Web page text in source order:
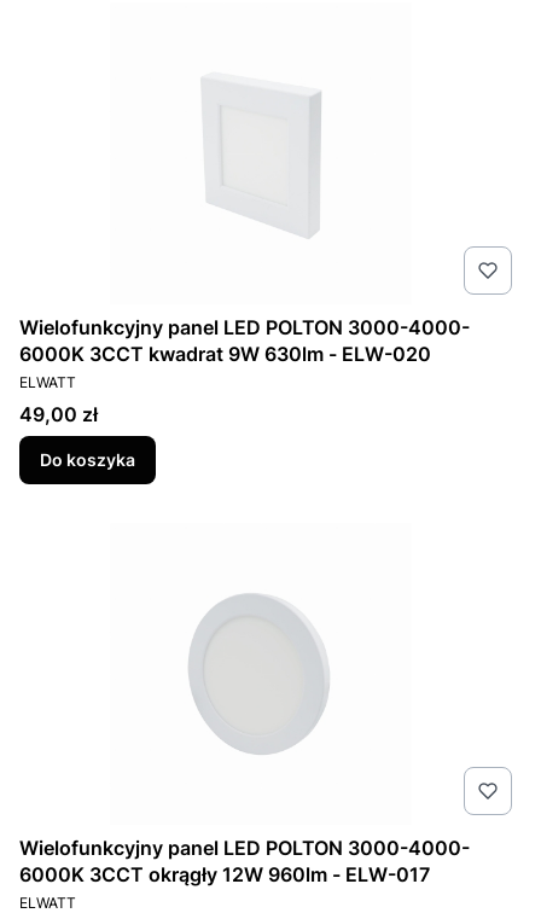
Wielofunkcyjny panel LED POLTON 3000-4000-
6000K 3CCT kwadrat 9W 630lm - ELW-020
PRODUCENT
ELWATT
Cena
49,00 zł
Do koszyka
Wielofunkcyjny panel LED POLTON 3000-4000-
6000K 3CCT okrągły 12W 960lm - ELW-017
PRODUCENT
ELWATT